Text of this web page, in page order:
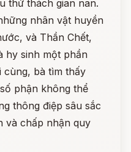
thử thách gian nan.
nhân vật huyền
và Thần Chết,
hy sinh một phần
cùng, bà tìm thấy
phận không thể
thông điệp sâu sắc
và chấp nhận quy